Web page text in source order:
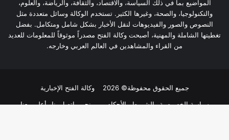
المواضيع بما في ذلك السياسة، والاقتصاد، والثقافة، والرياضة، والعلوم،
والتكنولوجيا، والصحة، وغيرها الكثير. تستخدم الوكالة وسائل متعددة مثل
النصوص والصور والفيديوهات لنقل الأخبار بشكل شامل ومتكامل. بفضل
تغطيتها الشاملة والمهنية، أصبحت وكالة الفتح مصدراً موثوقاً للمعلومات للعديد
من القراء والمشاهدين في العالم العربي وخارجه.
جميع الحقوق محفوظة© 2026
وكالة الفتح الإخبارية
سياسة الخصوصية
الشروط والأحكام من نحن اتصل بنا أعلن معنا